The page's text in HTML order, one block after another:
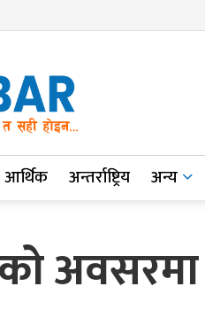
आर्थिक अन्तर्राष्ट्रिय अन्य